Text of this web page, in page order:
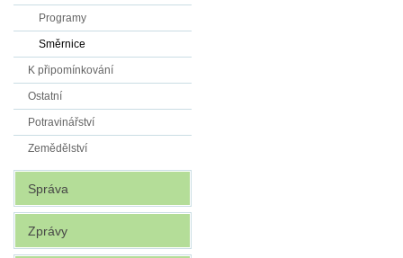
Programy
Směrnice
K připomínkování
Ostatní
Potravinářství
Zemědělství
Správa
Zprávy